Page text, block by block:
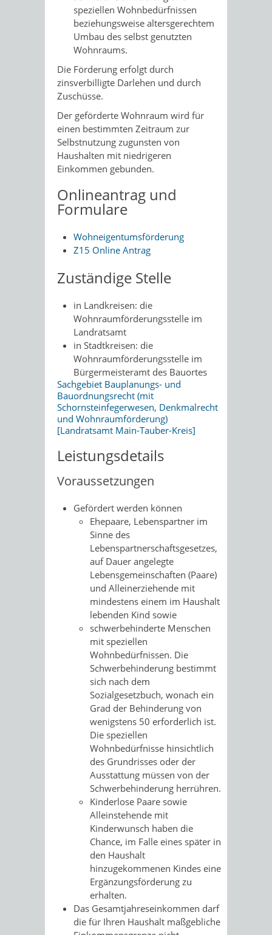
speziellen Wohnbedürfnissen
beziehungsweise altersgerechtem
Umbau des selbst genutzten
Wohnraums.
Die Förderung erfolgt durch
zinsverbilligte Darlehen und durch
Zuschüsse.
Der geförderte Wohnraum wird für
einen bestimmten Zeitraum zur
Selbstnutzung zugunsten von
Haushalten mit niedrigeren
Einkommen gebunden.
Onlineantrag und
Formulare
Wohneigentumsförderung
Z15 Online Antrag
Zuständige Stelle
in Landkreisen: die
Wohnraumförderungsstelle im
Landratsamt
in Stadtkreisen: die
Wohnraumförderungsstelle im
Bürgermeisteramt des Bauortes
Sachgebiet Bauplanungs- und
Bauordnungsrecht (mit
Schornsteinfegerwesen, Denkmalrecht
und Wohnraumförderung)
[Landratsamt Main-Tauber-Kreis]
Leistungsdetails
Voraussetzungen
Gefördert werden können
Ehepaare, Lebenspartner im
Sinne des
Lebenspartnerschaftsgesetzes,
auf Dauer angelegte
Lebensgemeinschaften (Paare)
und Alleinerziehende mit
mindestens einem im Haushalt
lebenden Kind sowie
schwerbehinderte Menschen
mit speziellen
Wohnbedürfnissen. Die
Schwerbehinderung bestimmt
sich nach dem
Sozialgesetzbuch, wonach ein
Grad der Behinderung von
wenigstens 50 erforderlich ist.
Die speziellen
Wohnbedürfnisse hinsichtlich
des Grundrisses oder der
Ausstattung müssen von der
Schwerbehinderung herrühren.
Kinderlose Paare sowie
Alleinstehende mit
Kinderwunsch haben die
Chance, im Falle eines später in
den Haushalt
hinzugekommenen Kindes eine
Ergänzungsförderung zu
erhalten.
Das Gesamtjahreseinkommen darf
die für Ihren Haushalt maßgebliche